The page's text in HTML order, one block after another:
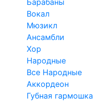
Барабаны
Вокал
Мюзикл
Ансамбли
Хор
Народные
Все Народные
Аккордеон
Губная гармошка